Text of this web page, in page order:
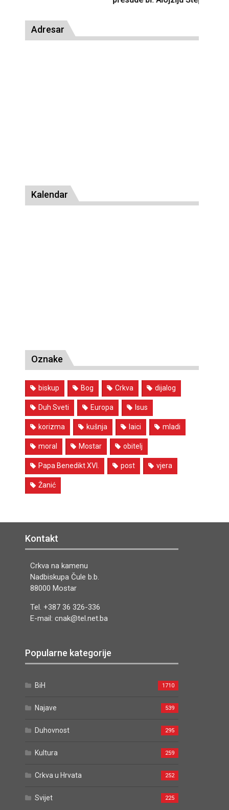
Adresar
Kalendar
Oznake
biskup Bog Crkva dijalog
Duh Sveti Europa Isus
korizma kušnja laici mladi
moral Mostar obitelj
Papa Benedikt XVI. post vjera
Žanić
Kontakt
Crkva na kamenu
Nadbiskupa Čule b.b.
88000 Mostar
Tel. +387 36 326-336
E-mail: cnak@tel.net.ba
Popularne kategorije
BiH 1710
Najave 539
Duhovnost 295
Kultura 259
Crkva u Hrvata 252
Svijet 225